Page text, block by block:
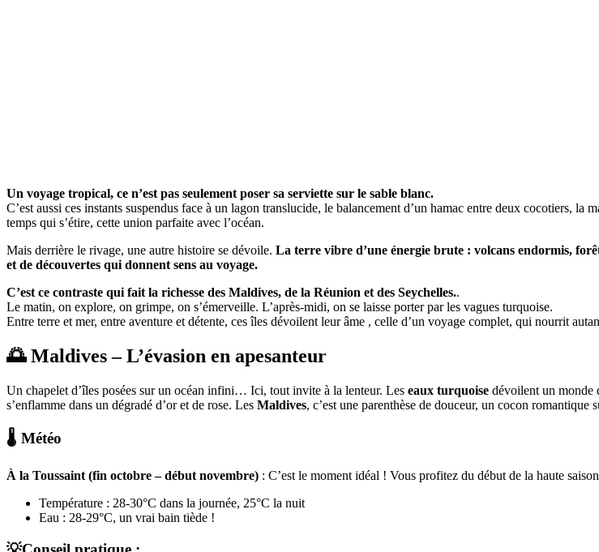
Un voyage tropical, ce n’est pas seulement poser sa serviette sur le sable blanc.
C’est aussi ces instants suspendus face à un lagon translucide, le balancement d’un hamac entre deux cocotiers,
temps qui s’étire, cette union parfaite avec l’océan.
Mais derrière le rivage, une autre histoire se dévoile. La terre vibre d’une énergie brute : volcans endormis,
et de découvertes qui donnent sens au voyage.
C’est ce contraste qui fait la richesse des Maldives, de la Réunion et des Seychelles..
Le matin, on explore, on grimpe, on s’émerveille. L’après-midi, on se laisse porter par les vagues turquoise.
Entre terre et mer, entre aventure et détente, ces îles dévoilent leur âme , celle d’un voyage complet, qui nourrit
🌅 Maldives – L’évasion en apesanteur
Un chapelet d’îles posées sur un océan infini… Ici, tout invite à la lenteur. Les eaux turquoise dévoilent un monde
s’enflamme dans un dégradé d’or et de rose. Les Maldives, c’est une parenthèse de douceur, un cocon romantique
🌡️ Météo
À la Toussaint (fin octobre – début novembre) : C’est le moment idéal ! Vous profitez du début de la haute
Température : 28-30°C dans la journée, 25°C la nuit
Eau : 28-29°C, un vrai bain tiède !